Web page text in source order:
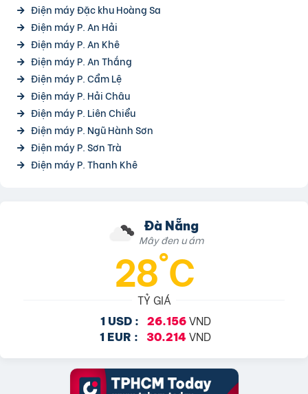
Điện máy Đặc khu Hoàng Sa
Điện máy P. An Hải
Điện máy P. An Khê
Điện máy P. An Thắng
Điện máy P. Cẩm Lệ
Điện máy P. Hải Châu
Điện máy P. Liên Chiểu
Điện máy P. Ngũ Hành Sơn
Điện máy P. Sơn Trà
Điện máy P. Thanh Khê
Đà Nẵng
Mây đen u ám
28°C
TỶ GIÁ
1 USD : 26.156VND
1 EUR : 30.214 VND